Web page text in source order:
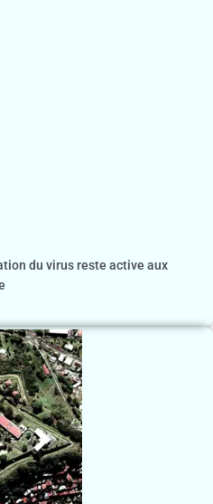
du virus reste active aux